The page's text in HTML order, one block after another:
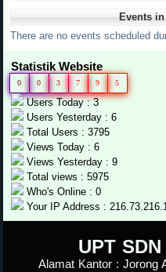
Events
There are no events scheduled
Statistik Website
0 0 3 7 9 5
Users Today : 3
Users Yesterday : 6
Total Users : 3795
Views Today : 6
Views Yesterday : 9
Total views : 5975
Who's Online : 0
Your IP Address :
UPT SDN
Alamat Kantor : Jorong